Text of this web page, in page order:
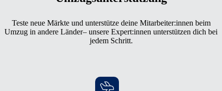
Teste neue Märkte und unterstütze deine Mitarbeiter:innen beim
Umzug in andere Länder– unsere Expert:innen unterstützen dich bei
jedem Schritt.